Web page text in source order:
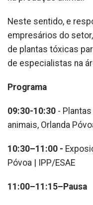
Neste sentido, e
empresários do
de plantas tóxicas
de especialistas na
Programa
09:30-10:30 -
animais, Orlanda
10:30–11:00 -
Póvoa | IPP/ESAE
11:00–11:15–Pausa